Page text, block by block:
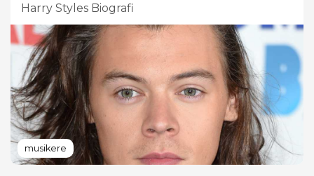
Harry Styles Biografi
musikere